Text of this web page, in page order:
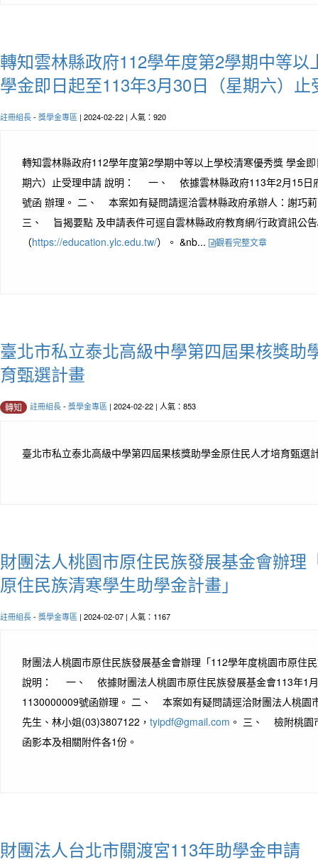
轉知雲林縣政府112學年度第2學期中等以
學金即日起至113年3月30日（星期六）止
註冊組長- 獎學金專區 | 2024-02-22 | 人氣：920
轉知雲林縣政府112學年度第2學期中等以上學校清寒優秀獎 學金
期六）止受理申請 說明： 一、 依據雲林縣政府113年2月15日
號函 辦理。 二、 本案如有疑問請逕洽雲林縣政府承辦人：謝巧
三、 旨揭要點 及申請表件可逕自雲林縣政府教育網/行政資訊公
（https://education.ylc.edu.tw/）。 &nb... 觀看完整文章
臺北市私立泰北高級中學第四屆果核獎助
育甄選計畫
轉知 註冊組長- 獎學金專區 | 2024-02-22 | 人氣：853
臺北市私立泰北高級中學第四屆果核獎助學金原住民人才培育甄選
財團法人桃園市原住民族發展基金會辦理
原住民族清寒學生助學金計畫」
註冊組長- 獎學金專區 | 2024-02-07 | 人氣：1167
財團法人桃園市原住民族發展基金會辦理「112學年度桃園市原住
說明： 一、 依據財團法人桃園市原住民族發展基金會113年1
1130000009號函辦理。 二、 本案如有疑問請逕洽財團法人桃園
先生、林小姐(03)3807122， tyipdf@gmail.com 。 三、 檢附桃園
函影本及相關附件各1份。
財團法人台北市關渡宮113年助學金申請